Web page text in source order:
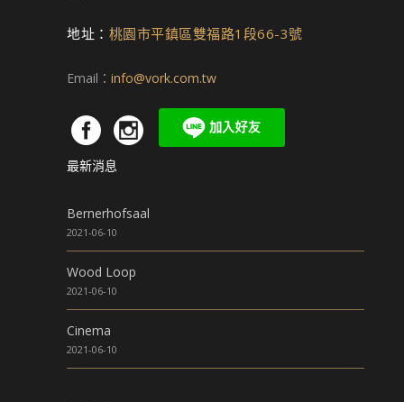
地址： 桃園市平鎮區雙福路1段66-3號
Email： info@vork.com.tw
最新消息
Bernerhofsaal
2021-06-10
Wood Loop
2021-06-10
Cinema
2021-06-10